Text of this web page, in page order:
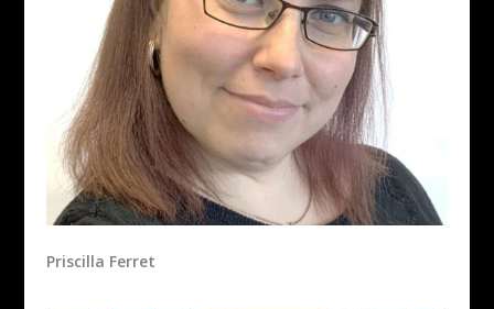
Priscilla Ferret